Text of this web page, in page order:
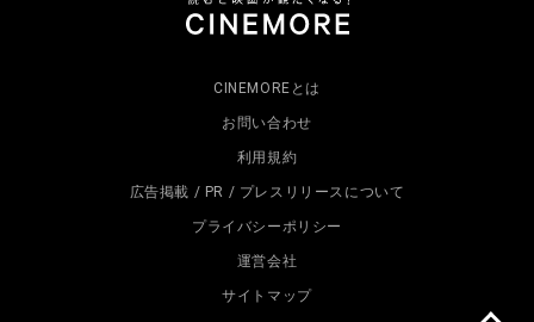
CINEMOREとは
お問い合わせ
利用規約
広告掲載 / PR / プレスリリースについて
プライバシーポリシー
運営会社
サイトマップ